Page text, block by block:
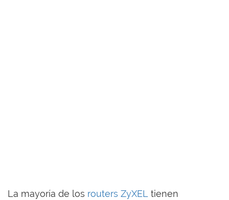
La mayoría de los routers ZyXEL tienen